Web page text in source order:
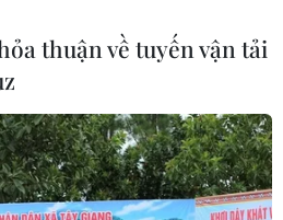
thuận về tuyến vận tải